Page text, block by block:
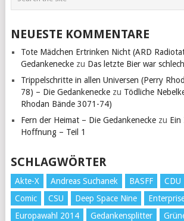
NEUESTE KOMMENTARE
Tote Mädchen Ertrinken Nicht (ARD
Gedankeneckezu Das letzte Bier war
Trippelschritte in allen Universen (Perry
78) – Die Gedankeneckezu Tödliche
Rhodan Bände 3071-74)
Fern der Heimat – Die Gedankeneckezu Ein
Hoffnung – Teil 1
SCHLAGWÖRTER
Akte-X Andreas Suchanek BASFF CDU
Comic
CSU Deep Space Nine
Europawahl 2014
Gedankensplitter